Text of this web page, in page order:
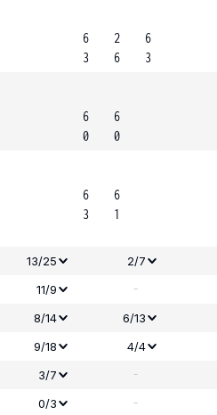
6
3
2
6
6
3
6
0
6
0
6
3
6
1
13/25
2/7
11/9 -
8/14
6/13
9/18
4/4
3/7 -
0/3
-